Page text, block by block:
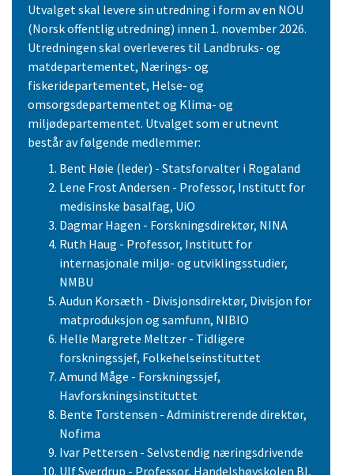
Utvalget skal levere sin utredning i form av en NOU
(Norsk offentlig utredning) innen 1. november 2026.
Utredningen skal overleveres til Landbruks- og
matdepartementet, Nærings- og
fiskeridepartementet, Helse- og
omsorgsdepartementet og Klima- og
miljødepartementet. Utvalget som er utnevnt
består av følgende medlemmer:
Bent Høie (leder) - Statsforvalter i Rogaland
Lene Frost Andersen - Professor, Institutt for
medisinske basalfag, UiO
Dagmar Hagen - Forskningsdirektør, NINA
Ruth Haug - Professor, Institutt for
internasjonale miljø- og utviklingsstudier,
NMBU
Audun Korsæth - Divisjonsdirektør, Divisjon for
matproduksjon og samfunn, NIBIO
Helle Margrete Meltzer - Tidligere
forskningssjef, Folkehelseinstituttet
Amund Måge - Forskningssjef,
Havforskningsinstituttet
Bente Torstensen - Administrerende direktør,
Nofima
Ivar Pettersen - Selvstendig næringsdrivende
Ulf Sverdrup - Professor, Handelshøyskolen BI,